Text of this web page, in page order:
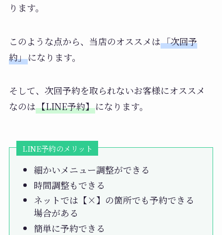
ります。
このような点から、当店のオススメは「次回予
約」になります。
そして、次回予約を取られないお客様にオススメ
なのは【LINE予約】になります。
LINE予約のメリット
細かいメニュー調整ができる
時間調整もできる
ネットでは【×】の箇所でも予約できる
場合がある
簡単に予約できる